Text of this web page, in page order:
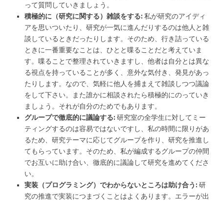
って質問していきましょう。
積極的に（研究に関する）雑談をする: 私が研究のアイディ
アを思いついたり、研究が一気に進んだりするのは他人と雑
談しているときだったりします。そのため、行き詰っている
ときに一番重要なことは、ひとと喋ることだと考えていま
す。喋ることで整理されていきますし、他者は自分とは異な
る視点を持っていることが多く、意外な気付き、発見があっ
たりします。なので、気軽に他人を捕まえて雑談しつつ議論
をして下さい。また誰かに相談されたら積極的にのっていき
ましょう。それが自分のためでもあります。
グループで徹底的に議論する: 研究室の全学生に対してミー
ティングするのは容易ではないですし、私の時間に限りがあ
るため、研究テーマに応じてグループを作り、研究を推進し
てもらっています。そのため、私が編成するグループの仲間
でお互いに助け合い、徹底的に議論して研究を進めてくださ
い。
実装（プログラミング）でわからないところは助け合う: 研
究の推進で実装につまづくことはよくあります。エラーが出